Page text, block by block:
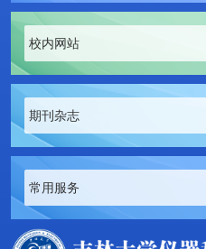
校内网站
期刊杂志
常用服务